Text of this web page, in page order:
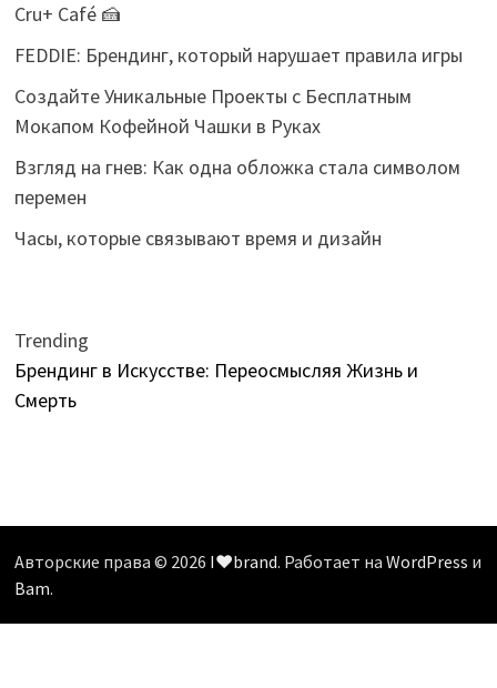
Cru+ Café 🍰
FEDDIE: Брендинг, который нарушает правила игры
Создайте Уникальные Проекты с Бесплатным
Мокапом Кофейной Чашки в Руках
Взгляд на гнев: Как одна обложка стала символом
перемен
Часы, которые связывают время и дизайн
Trending
Брендинг в Искусстве: Переосмысляя Жизнь и
Смерть
Авторские права © 2026 I❤️brand. Работает наWordPress и
Bam.